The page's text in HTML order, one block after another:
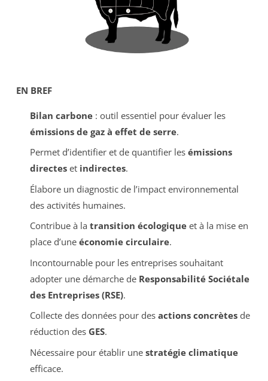
EN BREF
Bilan carbone: outil essentiel pour évaluer les
émissions de gaz à effet de serre.
Permet d’identifier et de quantifier les émissions
directeset indirectes.
Élabore un diagnostic de l’impact environnemental
des activités humaines.
Contribue à la transition écologiqueet à la mise en
place d’une économie circulaire.
Incontournable pour les entreprises souhaitant
adopter une démarche de Responsabilité Sociétale
des Entreprises (RSE).
Collecte des données pour des actions concrètesde
réduction des GES.
Nécessaire pour établir une stratégie climatique
efficace.